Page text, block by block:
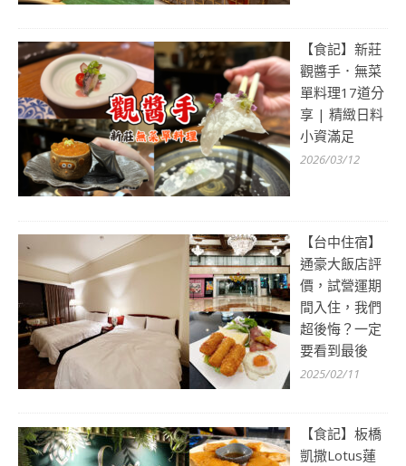
【食記】新莊
觀醬手．無菜
單料理17道分
享 | 精緻日料
小資滿足
2026/03/12
【台中住宿】
通豪大飯店評
價，試營運期
間入住，我們
超後悔？一定
要看到最後
2025/02/11
【食記】板橋
凱撒Lotus蓮